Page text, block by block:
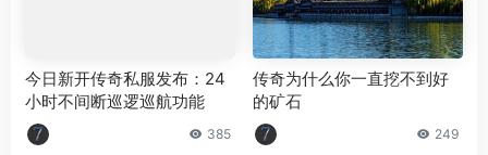
今日新开传奇私服发布：24
小时不间断巡逻巡航功能
385
传奇为什么你一直挖不到好
的矿石
249